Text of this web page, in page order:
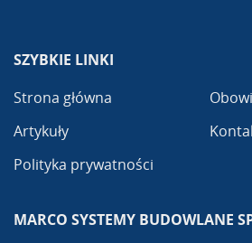
SZYBKIE LINKI
Strona główna
Artykuły
Polityka prywatności
MARCO SYSTEMY BUDOWLANE